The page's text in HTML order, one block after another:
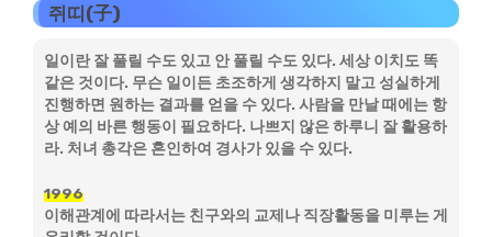
쥐띠(子)
일이란 잘 풀릴 수도 있고 안 풀릴 수도 있다. 세상 이치도 똑
같은 것이다. 무슨 일이든 초조하게 생각하지 말고 성실하게
진행하면 원하는 결과를 얻을 수 있다. 사람을 만날 때에는 항
상 예의 바른 행동이 필요하다. 나쁘지 않은 하루니 잘 활용하
라. 처녀 총각은 혼인하여 경사가 있을 수 있다.
1996
이해관계에 따라서는 친구와의 교제나 직장활동을 미루는 게